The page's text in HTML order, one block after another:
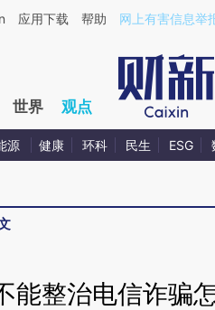
raUYFdZW](https://
应用下载 帮助 网上有害信息举
世界 观点
源 健康 环科 民生 ESG
能整治电信诈骗